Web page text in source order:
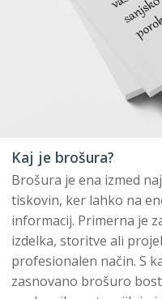
Kaj je brošura?
Brošura je ena izmed
tiskovin, ker lahko na
informacij. Primerna je
izdelka, storitve ali
profesionalen način. S
zasnovano brošuro